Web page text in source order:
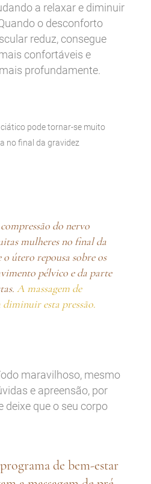
a relaxar e diminuir
o desconforto
reduz, consegue
confortáveis e
profundamente.
pode tornar-se muito
no final da gravidez
do nervo
mulheres no final da
o útero repousa sobre os
pélvico e da parte
A massagem de
esta pressão.
maravilhoso, mesmo
e apreensão, por
deixe que o seu corpo
de bem-estar